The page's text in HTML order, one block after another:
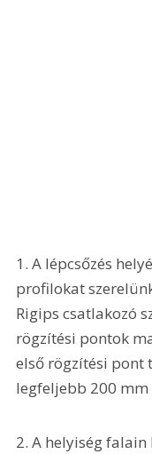
1. A lépcsőzés
profilokat
Rigips csatlakozó
rögzítési pontok
első rögzítési pont
legfeljebb 200 mm
2. A helyiség